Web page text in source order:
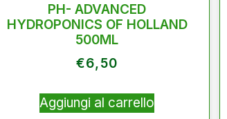
PH- ADVANCED
HYDROPONICS OF HOLLAND
500ML
€6,50
Aggiungi al carrello